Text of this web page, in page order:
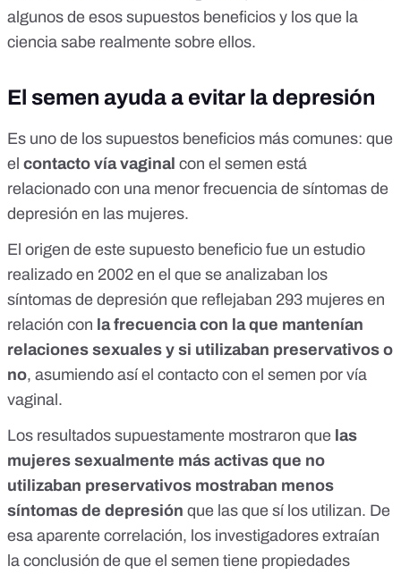
algunos de esos supuestos beneficios y los que la
ciencia sabe realmente sobre ellos.
El semen ayuda a evitar la depresión
Es uno de los supuestos beneficios más comunes: que
el contacto vía vaginal con el semen está
relacionado con una menor frecuencia de síntomas de
depresión en las mujeres.
El origen de este supuesto beneficio fue un estudio
realizado en 2002 en el que se analizaban los
síntomas de depresión que reflejaban 293 mujeres en
relación con la frecuencia con la que mantenían
relaciones sexuales y si utilizaban preservativos o
no, asumiendo así el contacto con el semen por vía
vaginal.
Los resultados supuestamente mostraron que las
mujeres sexualmente más activas que no
utilizaban preservativos mostraban menos
síntomas de depresión que las que sí los utilizan. De
esa aparente correlación, los investigadores extraían
la conclusión de que el semen tiene propiedades